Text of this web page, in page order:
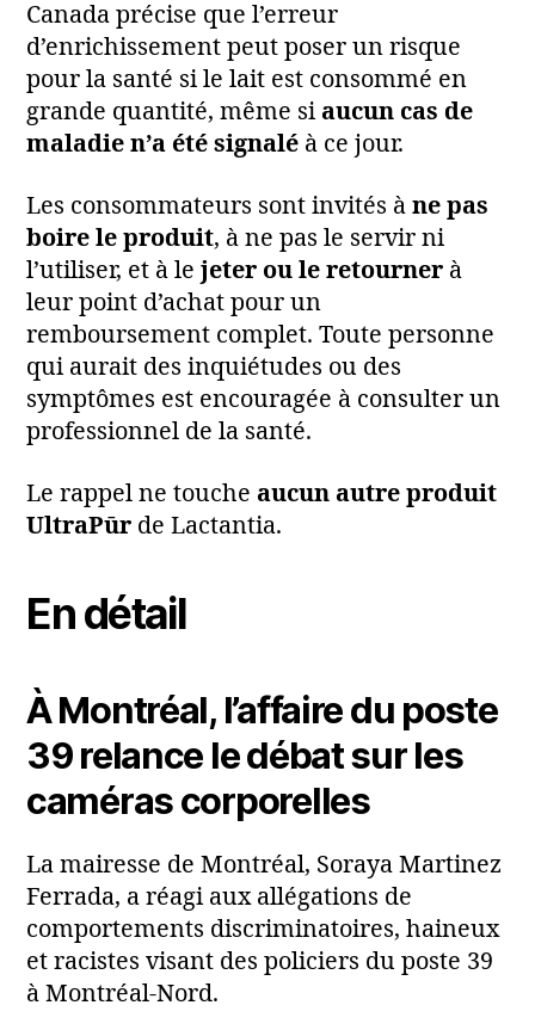
Canada précise que l’erreur
d’enrichissement peut poser un risque
pour la santé si le lait est consommé en
grande quantité, même si aucun cas de
maladie n’a été signalé à ce jour.
Les consommateurs sont invités à ne pas
boire le produit, à ne pas le servir ni
l’utiliser, et à le jeter ou le retourner à
leur point d’achat pour un
remboursement complet. Toute personne
qui aurait des inquiétudes ou des
symptômes est encouragée à consulter un
professionnel de la santé.
Le rappel ne touche aucun autre produit
UltraPūr de Lactantia.
En détail
À Montréal, l’affaire du poste
39 relance le débat sur les
caméras corporelles
La mairesse de Montréal, Soraya Martinez
Ferrada, a réagi aux allégations de
comportements discriminatoires, haineux
et racistes visant des policiers du poste 39
à Montréal-Nord.